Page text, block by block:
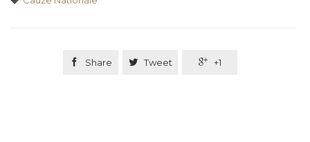
 Share  Tweet  +1